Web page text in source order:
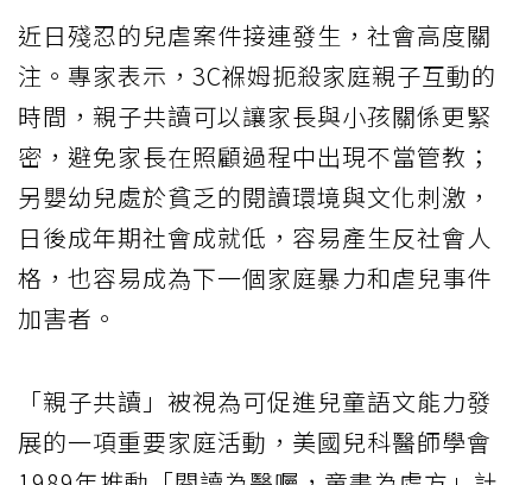
近日殘忍的兒虐案件接連發生，社會高度關
注。專家表示，3C褓姆扼殺家庭親子互動的
時間，親子共讀可以讓家長與小孩關係更緊
密，避免家長在照顧過程中出現不當管教；
另嬰幼兒處於貧乏的閱讀環境與文化刺激，
日後成年期社會成就低，容易產生反社會人
格，也容易成為下一個家庭暴力和虐兒事件
加害者。
「親子共讀」被視為可促進兒童語文能力發
展的一項重要家庭活動，美國兒科醫師學會